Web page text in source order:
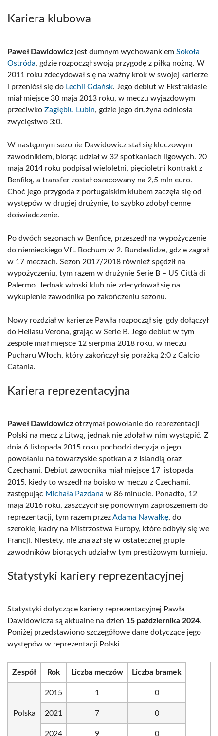
Kariera klubowa
Paweł Dawidowicz jest dumnym wychowankiem Sokoła
Ostróda, gdzie rozpoczął swoją przygodę z piłką nożną. W
2011 roku zdecydował się na ważny krok w swojej karierze
i przeniósł się do Lechii Gdańsk. Jego debiut w Ekstraklasie
miał miejsce 30 maja 2013 roku, w meczu wyjazdowym
przeciwko Zagłębiu Lubin, gdzie jego drużyna odniosła
zwycięstwo 3:0.
W następnym sezonie Dawidowicz stał się kluczowym
zawodnikiem, biorąc udział w 32 spotkaniach ligowych. 20
maja 2014 roku podpisał wieloletni, pięcioletni kontrakt z
Benfiką, a transfer został oszacowany na 2,5 mln euro.
Choć jego przygoda z portugalskim klubem zaczęła się od
występów w drugiej drużynie, to szybko zdobył cenne
doświadczenie.
Po dwóch sezonach w Benfice, przeszedł na wypożyczenie
do niemieckiego VfL Bochum w 2. Bundeslidze, gdzie zagrał
w 17 meczach. Sezon 2017/2018 również spędził na
wypożyczeniu, tym razem w drużynie Serie B – US Città di
Palermo. Jednak włoski klub nie zdecydował się na
wykupienie zawodnika po zakończeniu sezonu.
Nowy rozdział w karierze Pawła rozpoczął się, gdy dołączył
do Hellasu Verona, grając w Serie B. Jego debiut w tym
zespole miał miejsce 12 sierpnia 2018 roku, w meczu
Pucharu Włoch, który zakończył się porażką 2:0 z Calcio
Catania.
Kariera reprezentacyjna
Paweł Dawidowicz otrzymał powołanie do reprezentacji
Polski na mecz z Litwą, jednak nie zdołał w nim wystąpić. Z
dnia 6 listopada 2015 roku pochodzi decyzja o jego
powołaniu na towarzyskie spotkania z Islandią oraz
Czechami. Debiut zawodnika miał miejsce 17 listopada
2015, kiedy to wszedł na boisko w meczu z Czechami,
zastępując Michała Pazdana w 86 minucie. Ponadto, 12
maja 2016 roku, zaszczycił się ponownym zaproszeniem do
reprezentacji, tym razem przezAdama Nawałkę, do
szerokiej kadry na Mistrzostwa Europy, które odbyły się we
Francji. Niestety, nie znalazł się w ostatecznej grupie
zawodników biorących udział w tym prestiżowym turnieju.
Statystyki kariery reprezentacyjnej
Statystyki dotyczące kariery reprezentacyjnej Pawła
Dawidowicza są aktualne na dzień 15 października 2024.
Poniżej przedstawiono szczegółowe dane dotyczące jego
występów w reprezentacji Polski.
Zespół Rok Liczba meczów Liczba bramek
Polska
2015 1 0
2021 7 0
2024 9 0